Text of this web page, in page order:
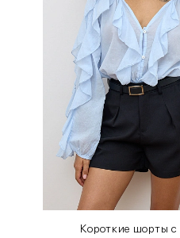
Короткие шорты